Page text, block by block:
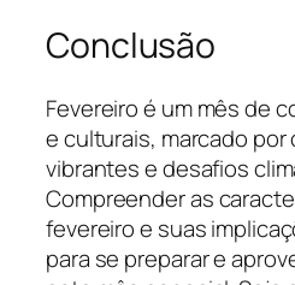
Conclusão
Fevereiro é um mês de
e culturais, marcado
vibrantes e desafios
Compreender as
fevereiro e suas
para se preparar e